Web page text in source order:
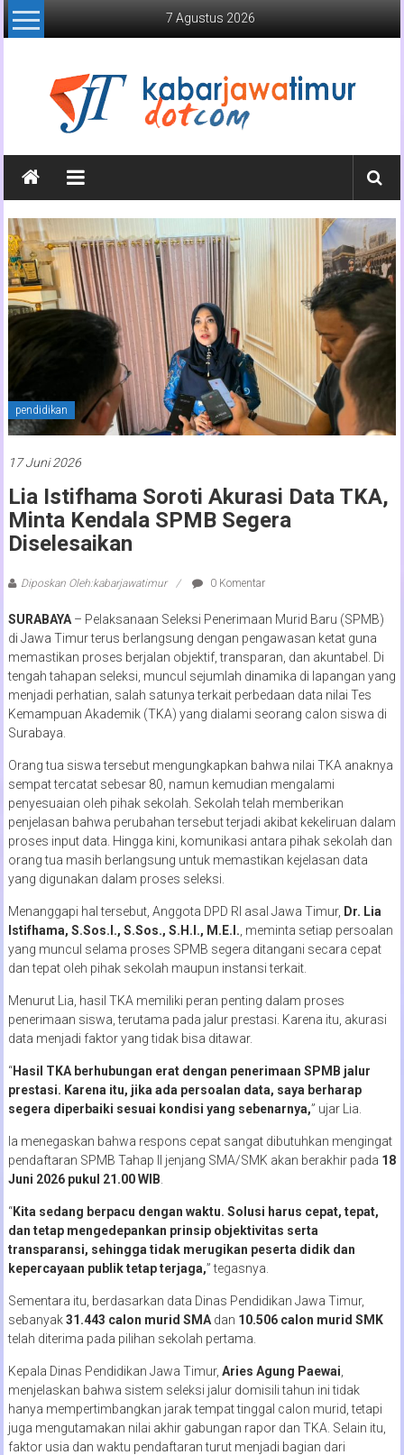
Lompat
ke
7 Agustus 2026
Kabar
Jawa
Timur
Media
Online
Jawa
Timur
pendidikan
17 Juni 2026
Lia Istifhama Soroti Akurasi Data TKA,
Minta Kendala SPMB Segera
Diselesaikan
Diposkan Oleh:kabarjawatimur 0 Komentar
SURABAYA– Pelaksanaan Seleksi Penerimaan Murid Baru (SPMB)
di Jawa Timur terus berlangsung dengan pengawasan ketat guna
memastikan proses berjalan objektif, transparan, dan akuntabel. Di
tengah tahapan seleksi, muncul sejumlah dinamika di lapangan yang
menjadi perhatian, salah satunya terkait perbedaan data nilai Tes
Kemampuan Akademik (TKA) yang dialami seorang calon siswa di
Surabaya.
Orang tua siswa tersebut mengungkapkan bahwa nilai TKA anaknya
sempat tercatat sebesar 80, namun kemudian mengalami
penyesuaian oleh pihak sekolah. Sekolah telah memberikan
penjelasan bahwa perubahan tersebut terjadi akibat kekeliruan dalam
proses input data. Hingga kini, komunikasi antara pihak sekolah dan
orang tua masih berlangsung untuk memastikan kejelasan data
yang digunakan dalam proses seleksi.
Menanggapi hal tersebut, Anggota DPD RI asal Jawa Timur, Dr. Lia
Istifhama, S.Sos.I., S.Sos., S.H.I., M.E.I. , meminta setiap persoalan
yang muncul selama proses SPMB segera ditangani secara cepat
dan tepat oleh pihak sekolah maupun instansi terkait.
Menurut Lia, hasil TKA memiliki peran penting dalam proses
penerimaan siswa, terutama pada jalur prestasi. Karena itu, akurasi
data menjadi faktor yang tidak bisa ditawar.
“Hasil TKA berhubungan erat dengan penerimaan SPMB jalur
prestasi. Karena itu, jika ada persoalan data, saya berharap
segera diperbaiki sesuai kondisi yang sebenarnya,” ujar Lia.
Ia menegaskan bahwa respons cepat sangat dibutuhkan mengingat
pendaftaran SPMB Tahap II jenjang SMA/SMK akan berakhir pada 18
Juni 2026 pukul 21.00 WIB
“Kita sedang berpacu dengan waktu. Solusi harus cepat, tepat,
dan tetap mengedepankan prinsip objektivitas serta
transparansi, sehingga tidak merugikan peserta didik dan
kepercayaan publik tetap terjaga,” tegasnya.
Sementara itu, berdasarkan data Dinas Pendidikan Jawa Timur,
sebanyak31.443 calon murid SMAdan 10.506 calon murid SMK
telah diterima pada pilihan sekolah pertama.
Kepala Dinas Pendidikan Jawa Timur, Aries Agung Paewai
menjelaskan bahwa sistem seleksi jalur domisili tahun ini tidak
hanya mempertimbangkan jarak tempat tinggal calon murid, tetapi
juga mengutamakan nilai akhir gabungan rapor dan TKA. Selain itu,
faktor usia dan waktu pendaftaran turut menjadi bagian dari